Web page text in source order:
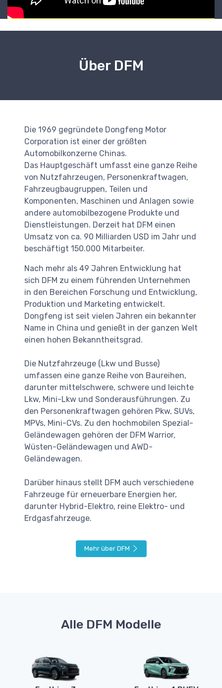
Über DFM
Die 1969 gegründete Dongfeng Motor
Corporation ist einer der größten
Automobilkonzerne Chinas.
Das Hauptgeschäft umfasst eine ganze Reihe
von Nutzfahrzeugen, Personenkraftwagen,
Fahrzeugbaugruppen, Teilen und
Komponenten, Maschinen und Anlagen sowie
andere automobilbezogene Produkte und
Dienstleistungen. Derzeit hat DFM einen
Umsatz von ca. 90 Milliarden USD im Jahr und
beschäftigt 150.000 Mitarbeiter.
Nach mehr als 49 Jahren Entwicklung hat
sich DFM zu einem führenden Unternehmen
in den Bereichen Forschung und Entwicklung,
Produktion und Marketing entwickelt.
Dongfeng ist seit vielen Jahren ein bekannter
Name in China und genießt in der ganzen Welt
einen hohen Bekanntheitsgrad.
Die Nutzfahrzeuge (Lkw und Busse)
umfassen eine ganze Reihe von Baureihen,
darunter mittelschwere, schwere und leichte
Lkw, Mini-Lkw und Sonderausführungen. Zu
den Personenkraftwagen gehören Pkw, SUVs,
MPVs, Mini-CVs. Zu den hochmobilen Spezial-
Geländewagen gehören der DFM Warrior,
Wüsten-Geländewagen und AWD-
Geländewagen.
Darüber hinaus stellt DFM auch verschiedene
Fahrzeuge für erneuerbare Energien her,
darunter Hybrid-Elektro, reine Elektro- und
Erdgasfahrzeuge.
Mehr über DFM
Alle DFM Modelle